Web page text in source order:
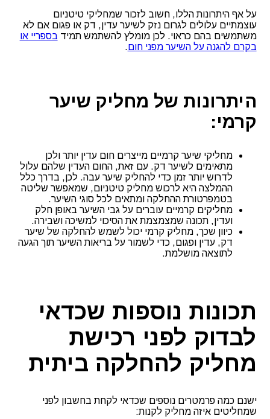
על אף היתרונות הללו, חשוב לזכור שמחליקי טיטניום
עוצמתיים עלולים לגרום נזק לשיער עדין, דק או פגום אם לא
משתמשים בהם כראוי. לכן מומלץ להשתמש תמיד בספריי או
בקרם להגנה על השיער מפני חום.
היתרונות של מחליק שיער
קרמי:
מחליקי שיער קרמיים מייצרים חום עדין יותר ולכן
מתאימים לשיער דק. עם זאת, החום העדין שלהם עלול
לדרוש יותר זמן כדי להחליק שיער עבה. לכן, בדרך כלל
ההמלצה היא לרכוש מחליק טיטניום, שמאפשר שליטה
בטמפרטורת ההחלקה ומתאים לכל סוגי השיער.
מחליקים קרמיים עוברים על גבי השיער באופן חלק
ועדין, תכונה שמצמצמת את הסיכוי למשיכה ושבירה.
כיוון שכך, מחליק קרמי יכול לשמש להחלקה של שיער
דק, עדין ופגום, כדי לשמור על בריאות השיער תוך הגעה
לתוצאה מושלמת.
תכונות נוספות שכדאי
לבדוק לפני רכישת
מחליק להחלקה ביתית
ישנם כמה פרמטרים נוספים שכדאי לקחת בחשבון לפני
שמחליטים איזה מחליק לקנות: